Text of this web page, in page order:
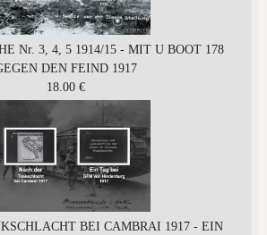
Nr. 3, 4, 5 1914/15 - MIT U BOOT 178
DEN FEIND 1917
18.00 €
BEI CAMBRAI 1917 - EIN